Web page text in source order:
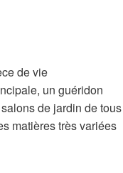
de vie
un guéridon
de jardin de tous
matières très variées